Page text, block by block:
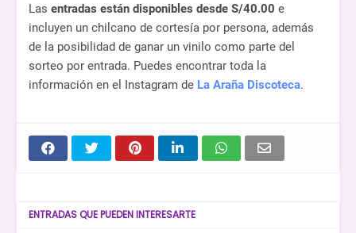
Las entradas están disponibles desde S/40.00 e
incluyen un chilcano de cortesía por persona, además
de la posibilidad de ganar un vinilo como parte del
sorteo por entrada. Puedes encontrar toda la
información en el Instagram de La Araña Discoteca.
ENTRADAS QUE PUEDEN INTERESARTE